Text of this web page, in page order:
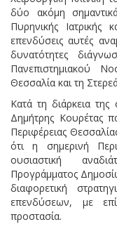
δύο ακόμη
Πυρηνικής Ιατρικής
επενδύσεις αυτές
δυνατότητες
Πανεπιστημιακού
Θεσσαλία και τη
Κατά τη διάρκεια
Δημήτρης Κουρέτας
Περιφέρειας
ότι η σημερινή
ουσιαστική
Προγράμματος
διαφορετική
επενδύσεων, με
προστασία.